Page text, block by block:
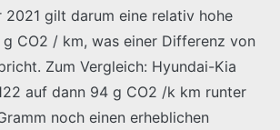
2021 gilt darum eine relativ hohe
g CO2 / km, was einer Differenz von
Zum Vergleich: Hyundai-Kia
auf dann 94 g CO2 /k km runter
noch einen erheblichen